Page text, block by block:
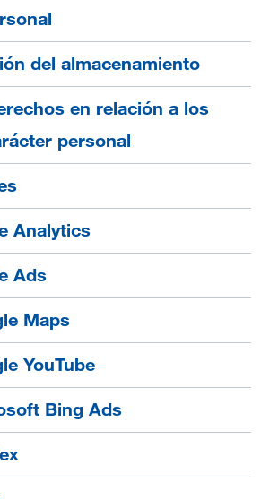
del almacenamiento
en relación a los
personal
Analytics
Ads
Maps
YouTube
Bing Ads